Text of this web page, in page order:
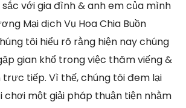
với gia đình & anh em của mình
Mại dịch Vụ Hoa Chia Buồn
tôi hiểu rõ rằng hiện nay chúng
gian khổ trong việc thăm viếng &
trực tiếp. Vì thế, chúng tôi đem lại
chơi một giải pháp thuận tiện nhằm